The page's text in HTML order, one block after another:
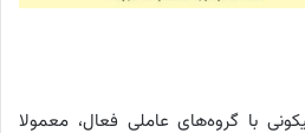
با گروه‌های عاملی فعال، معمولا